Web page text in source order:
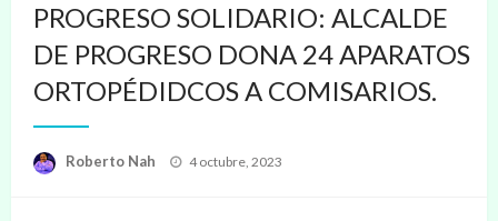
PROGRESO SOLIDARIO: ALCALDE
DE PROGRESO DONA 24 APARATOS
ORTOPÉDIDCOS A COMISARIOS.
Roberto Nah
Publicado
4 octubre, 2023